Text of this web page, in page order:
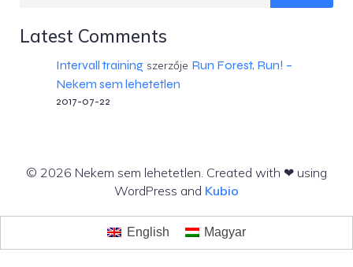
Latest Comments
Intervall trainingszerzője Run Forest, Run! –
Nekem sem lehetetlen
2017-07-22
© 2026 Nekem sem lehetetlen. Created with ❤ using
WordPress and Kubio
English Magyar